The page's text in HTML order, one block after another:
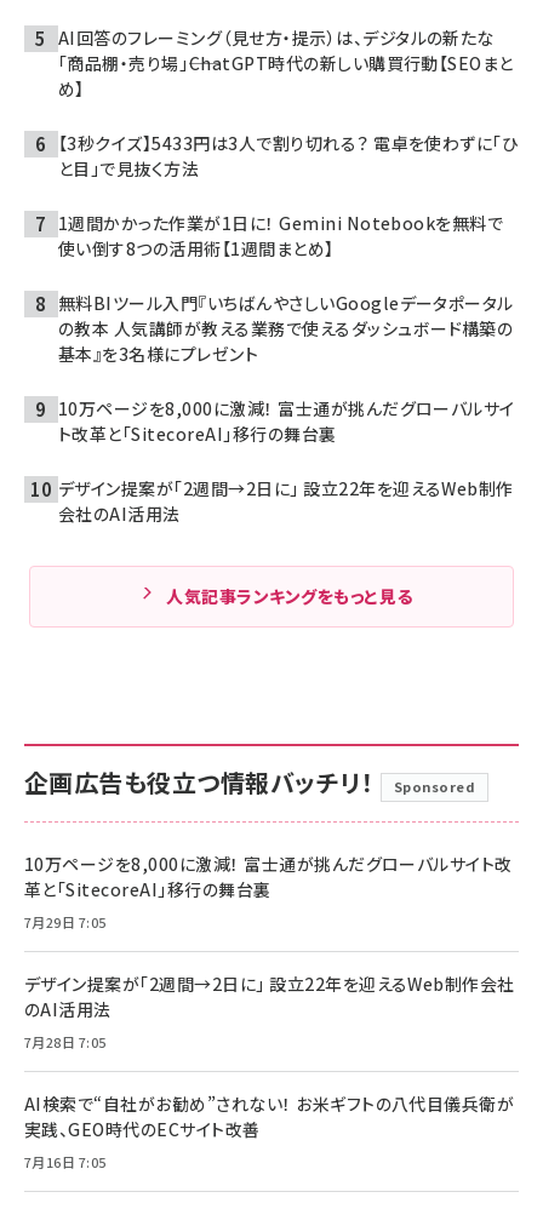
AI回答のフレーミング（見せ方・提示）は、デジタルの新たな
「商品棚・売り場」――ChatGPT時代の新しい購買行動【SEOまと
め】
【3秒クイズ】5433円は3人で割り切れる？ 電卓を使わずに「ひ
と目」で見抜く方法
1週間かかった作業が1日に！ Gemini Notebookを無料で
使い倒す8つの活用術【1週間まとめ】
無料BIツール入門『いちばんやさしいGoogleデータポータル
の教本 人気講師が教える業務で使えるダッシュボード構築の
基本』を3名様にプレゼント
10万ページを8,000に激減！ 富士通が挑んだグローバルサイ
ト改革と「SitecoreAI」移行の舞台裏
デザイン提案が「2週間→2日に」 設立22年を迎えるWeb制作
会社のAI活用法
人気記事ランキングをもっと見る
企画広告も役立つ情報バッチリ！ Sponsored
10万ページを8,000に激減！ 富士通が挑んだグローバルサイト改
革と「SitecoreAI」移行の舞台裏
7月29日 7:05
デザイン提案が「2週間→2日に」 設立22年を迎えるWeb制作会社
のAI活用法
7月28日 7:05
AI検索で“自社がお勧め”されない！ お米ギフトの八代目儀兵衛が
実践、GEO時代のECサイト改善
7月16日 7:05